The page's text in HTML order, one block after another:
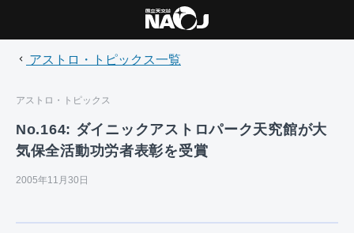
アストロ・トピックス一覧
アストロ・トピックス
No.164: ダイニックアストロパーク天究館が大
気保全活動功労者表彰を受賞
2005年11月30日